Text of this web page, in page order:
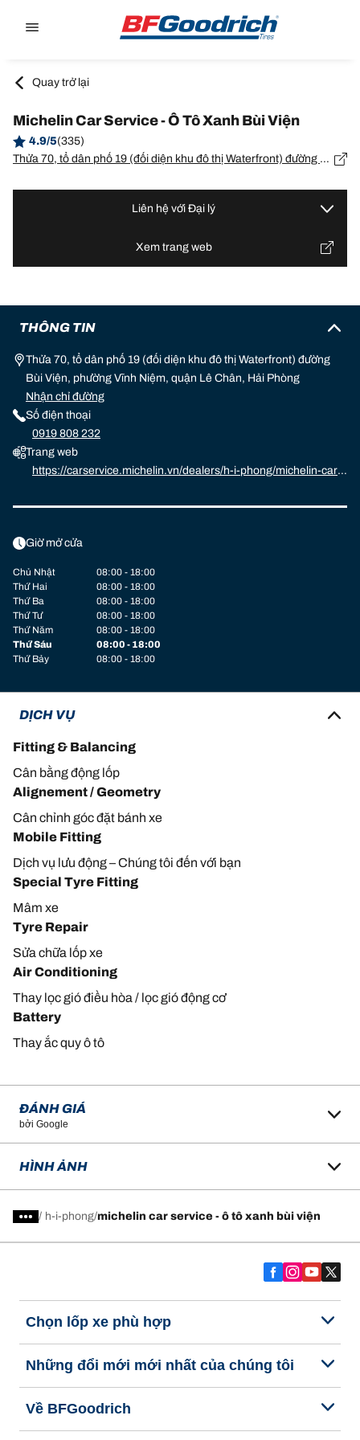
Quay trở lại
Michelin Car Service - Ô Tô Xanh Bùi Viện
4.9/5(335)
Thửa 70, tổ dân phố 19 (đối diện khu đô thị Waterfront) đường Bùi Viện, phường Vĩnh Niệm, quận Lê Chân, Hải Phòng
Liên hệ với Đại lý
Xem trang web
THÔNG TIN
Thửa 70, tổ dân phố 19 (đối diện khu đô thị Waterfront) đường
Bùi Viện, phường Vĩnh Niệm, quận Lê Chân, Hải Phòng
Nhận chỉ đường
Số điện thoại
0919 808 232
Trang web
https://carservice.michelin.vn/dealers/h-i-phong/michelin-car-s
Giờ mở cửa
Chủ Nhật
08:00 - 18:00
Thứ Hai
08:00 - 18:00
Thứ Ba
08:00 - 18:00
Thứ Tư
08:00 - 18:00
Thứ Năm
08:00 - 18:00
Thứ Sáu
08:00 - 18:00
Thứ Bảy
08:00 - 18:00
DỊCH VỤ
Fitting & Balancing
Cân bằng động lốp
Alignement / Geometry
Cân chỉnh góc đặt bánh xe
Mobile Fitting
Dịch vụ lưu động – Chúng tôi đến với bạn
Special Tyre Fitting
Mâm xe
Tyre Repair
Sửa chữa lốp xe
Air Conditioning
Thay lọc gió điều hòa / lọc gió động cơ
Battery
Thay ắc quy ô tô
ĐÁNH GIÁ
bởi Google
HÌNH ẢNH
/ h-i-phong michelin car service - ô tô xanh bùi viện
Chọn lốp xe phù hợp
Những đổi mới mới nhất của chúng tôi
Về BFGoodrich